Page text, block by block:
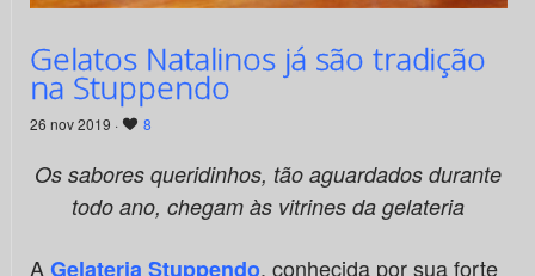
Gelatos Natalinos já são tradição
na Stuppendo
26 nov 2019 · 8
Os sabores queridinhos, tão aguardados durante
todo ano, chegam às vitrines da gelateria
AGelateria Stuppendo, conhecida por sua forte